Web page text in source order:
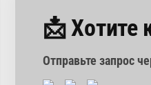
📩 Хотите
Отправьте запрос